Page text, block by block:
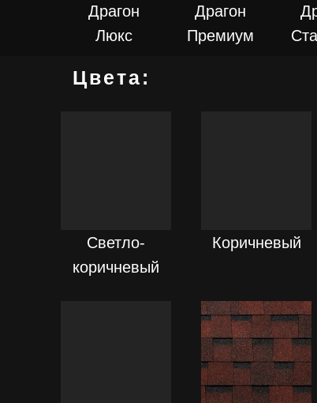
Драгон
Люкс
Драгон
Премиум
Коричневый
Светло-
коричневый
Цвета:
ПОДРОБНЕЕ